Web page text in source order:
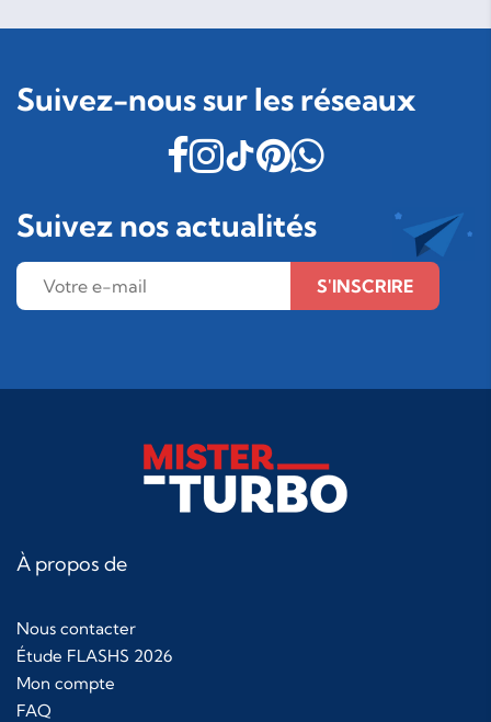
Suivez-nous sur les réseaux
Suivez nos actualités
S'INSCRIRE
À propos de
Nous contacter
Étude FLASHS 2026
Mon compte
FAQ